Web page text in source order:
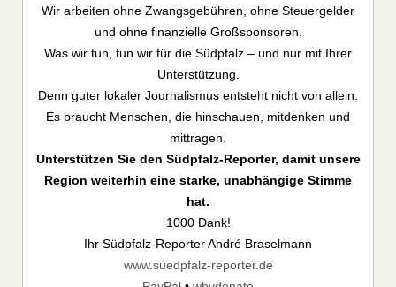
Wir arbeiten ohne Zwangsgebühren, ohne Steuergelder
und ohne finanzielle Großsponsoren.
Was wir tun, tun wir für die Südpfalz – und nur mit Ihrer
Unterstützung.
Denn guter lokaler Journalismus entsteht nicht von allein.
Es braucht Menschen, die hinschauen, mitdenken und
mittragen.
Unterstützen Sie den Südpfalz-Reporter, damit unsere
Region weiterhin eine starke, unabhängige Stimme
hat.
1000 Dank!
Ihr Südpfalz-Reporter André Braselmann
www.suedpfalz-reporter.de